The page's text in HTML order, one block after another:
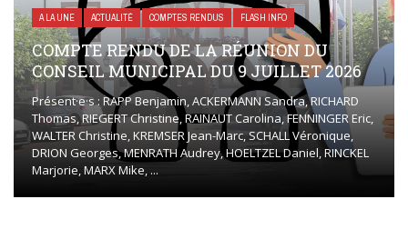
A LA UNE ACTUALITÉ COMPTES RENDUS FLASH INFO
COMPTE RENDU DE LA RÉUNION DU
CONSEIL MUNICIPAL DU 9 JUILLET 2026
Présent·e·s : RAPP Benjamin, ACKERMANN Sandra, RICHARD
Thomas, RIEGERT Christine, RAINAUT Carolina, FENNINGER Eric,
WALTER Christine, KREMSER Jean-Marc, SCHALL Véronique,
DRION Georges, MENRATH Audrey, HOELTZEL Daniel, RINCKEL
Marjorie, MARX Mike, ...